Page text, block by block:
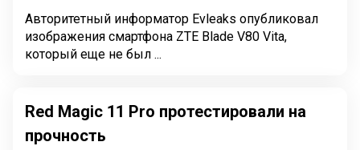
Авторитетный информатор Evleaks опубликовал
изображения смартфона ZTE Blade V80 Vita,
который еще не был ...
Red Magic 11 Pro протестировали на
прочность